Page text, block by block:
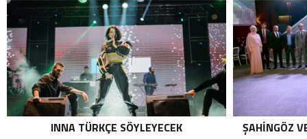
INNA TÜRKÇE SÖYLEYECEK ŞAHINGÖZ